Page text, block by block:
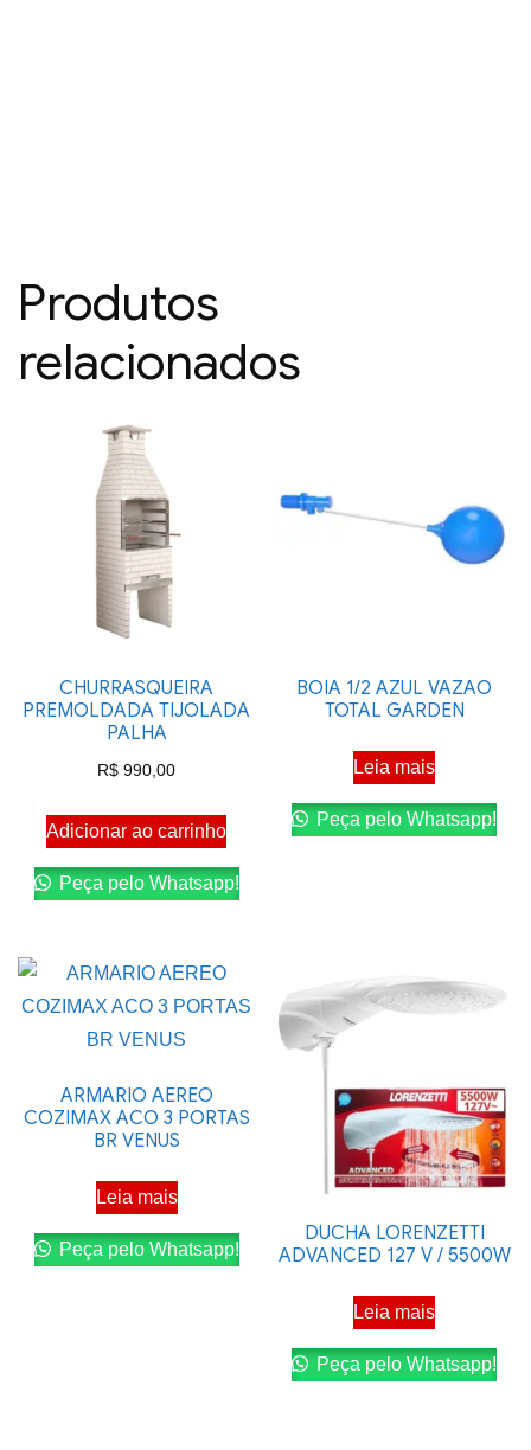
Produtos
relacionados
CHURRASQUEIRA
PREMOLDADA TIJOLADA
PALHA
R$ 990,00
Adicionar ao carrinho
Peça pelo Whatsapp!
BOIA 1/2 AZUL VAZAO
TOTAL GARDEN
Leia mais
Peça pelo Whatsapp!
ARMARIO AEREO
COZIMAX ACO 3 PORTAS
BR VENUS
Leia mais
Peça pelo Whatsapp!
DUCHA LORENZETTI
ADVANCED 127 V / 5500W
Leia mais
Peça pelo Whatsapp!